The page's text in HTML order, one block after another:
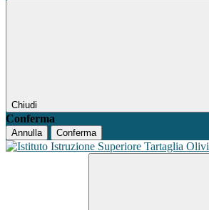
Chiudi
Conferma
Annulla Conferma